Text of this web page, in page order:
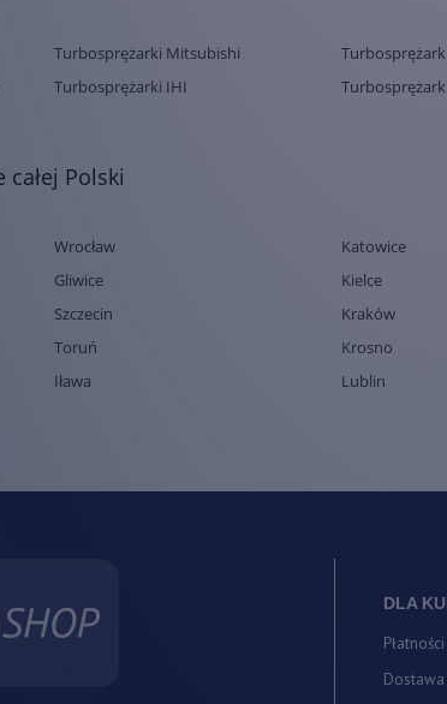
Turbosprężarki Mitsubishi
Turbosprężarki IHI
Polski
Wrocław
Gliwice
Szczecin
Toruń
Iława
Katowice
Kielce
Kraków
Krosno
Lublin
DLA
Płatności
Dostawa